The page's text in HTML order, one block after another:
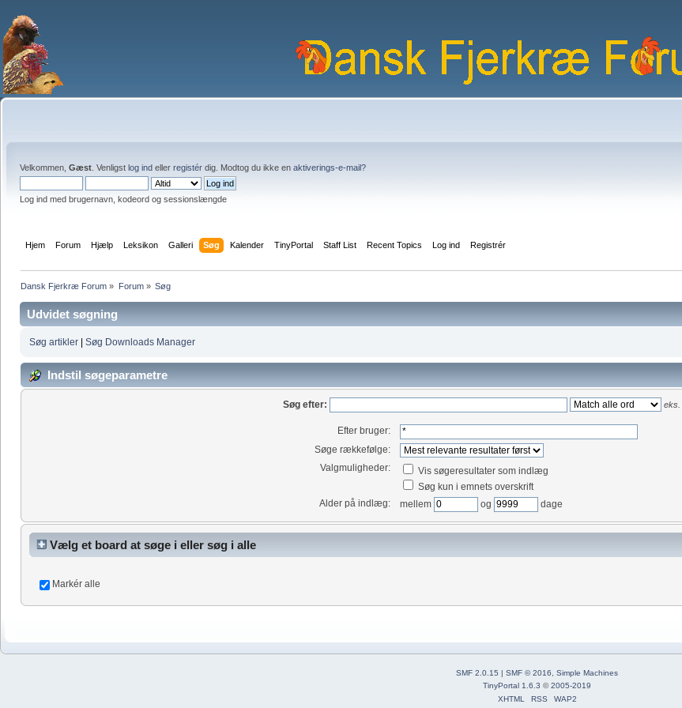
Velkommen, Gæst . Venligst log ind eller registér dig. Modtog du ikke en aktiverings-e-mail?
Log ind med brugernavn, kodeord og sessionslængde
Hjem Forum Hjælp Leksikon Galleri Søg Kalender TinyPortal Staff List Recent Topics Log ind Registrér
Dansk Fjerkræ Forum » Forum» Søg
Udvidet søgning
Søg artikler |Søg Downloads Manager
Indstil søgeparametre
Søg efter: eks.
Efter bruger:
Søge rækkefølge:
Valgmuligheder:
Vis søgeresultater som indlæg
Søg kun i emnets overskrift
Alder på indlæg:
mellem og dage
Vælg et board at søge i eller søg i alle
Markér alle
SMF 2.0.15 | SMF © 2016
Simple Machines
TinyPortal 1.6.3 ©2005-2019
XHTML
RSS WAP2